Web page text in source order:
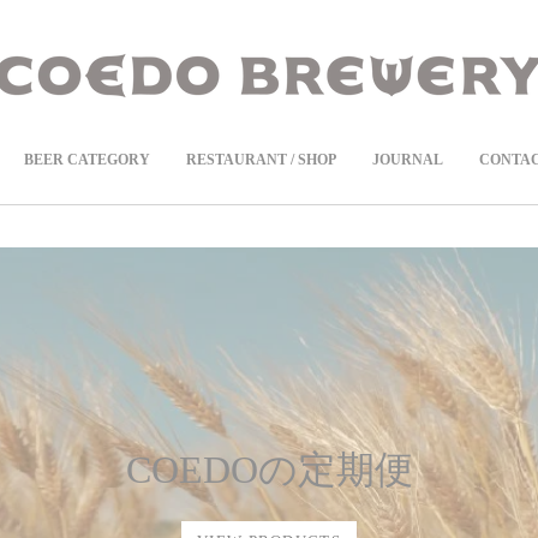
BEER CATEGORY RESTAURANT / SHOP JOURNAL
COEDOの定期便